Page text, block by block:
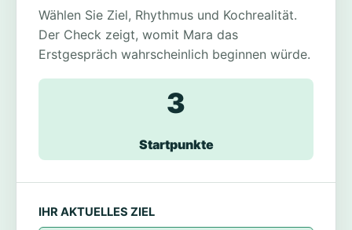
Wählen Sie Ziel, Rhythmus und Kochrealität.
Der Check zeigt, womit Mara das
Erstgespräch wahrscheinlich beginnen würde.
3
Startpunkte
IHR AKTUELLES ZIEL